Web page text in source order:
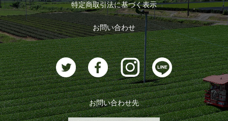
特定商取引法に基づく表示
お問い合わせ
お問い合わせ先